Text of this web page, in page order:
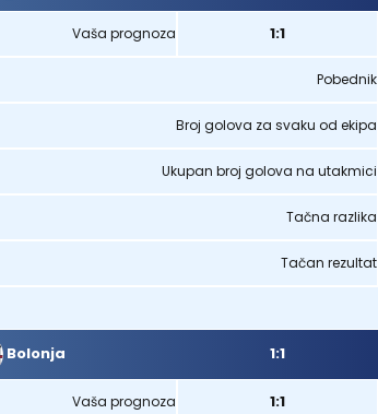
Vaša prognoza 1:1
Pobednik
Broj golova za svaku od ekipa
Ukupan broj golova na utakmici
Tačna razlika
Tačan rezultat
Bolonja 1:1
Vaša prognoza 1:1